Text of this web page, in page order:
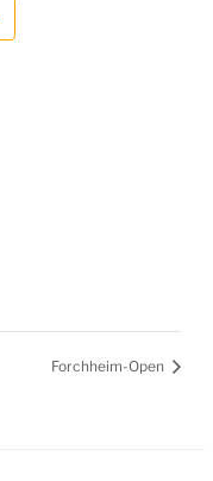
Forchheim-Open